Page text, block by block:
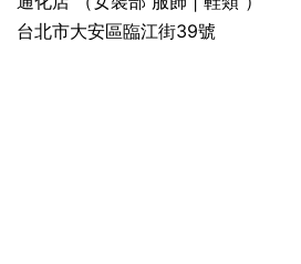
台北市大安區臨江街39號